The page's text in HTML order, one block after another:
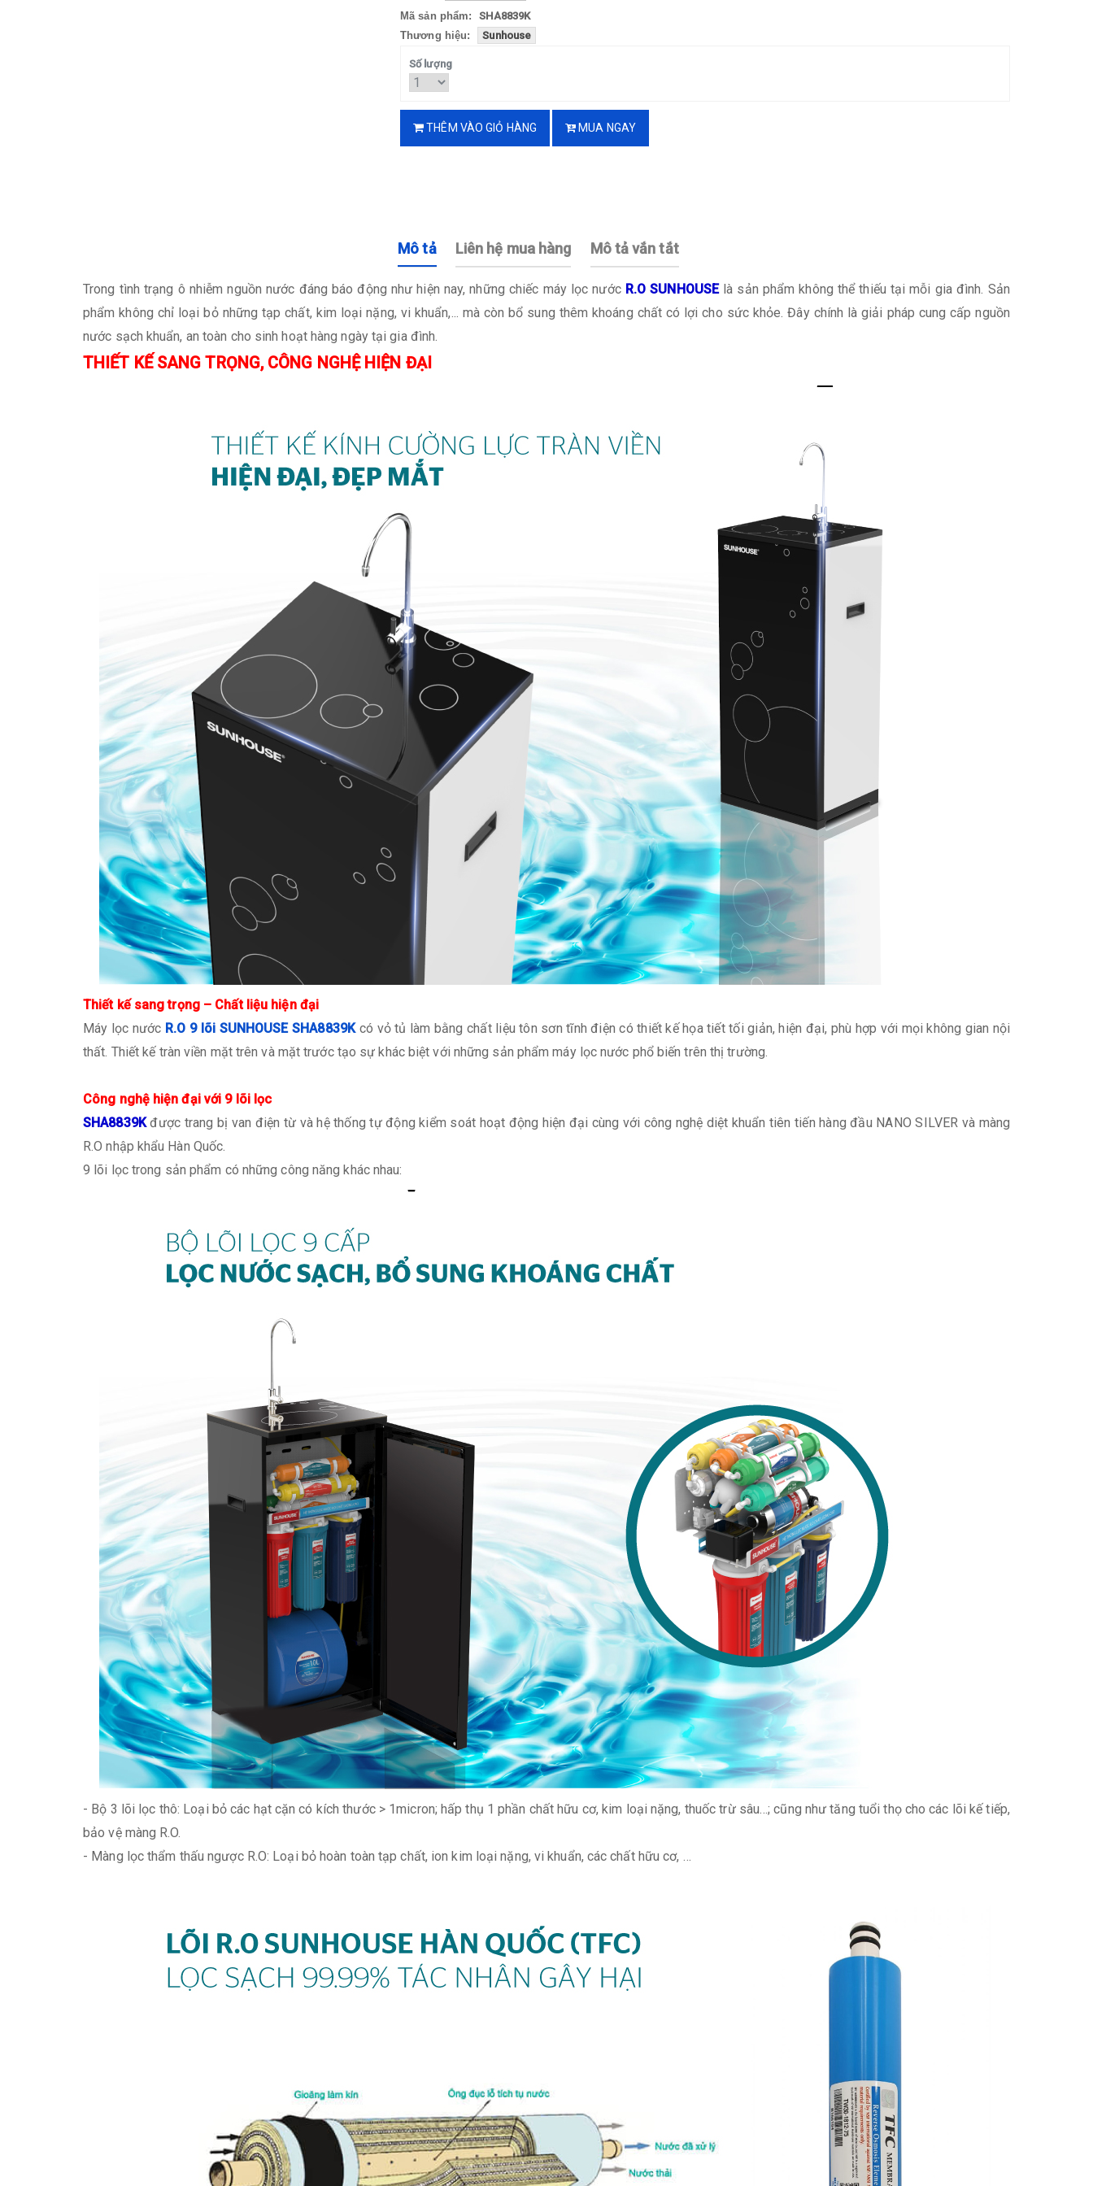
Mã sản phẩm:
SHA8839K
Thương hiệu:
Sunhouse
Số lượng
THÊM VÀO GIỎ HÀNG MUA NGAY
Mô tả Liên hệ mua hàng Mô tả vắn tắt
Trong tình trạng ô nhiễm nguồn nước đáng báo động như hiện nay, những chiếc máy lọc nước R.O SUNHOUSElà sản phẩm không thể thiếu tại mỗi gia đình. Sản
phẩm không chỉ loại bỏ những tạp chất, kim loại nặng, vi khuẩn,... mà còn bổ sung thêm khoáng chất có lợi cho sức khỏe. Đây chính là giải pháp cung cấp nguồn
nước sạch khuẩn, an toàn cho sinh hoạt hàng ngày tại gia đình.
THIẾT KẾ SANG TRỌNG, CÔNG NGHỆ HIỆN ĐẠI
Thiết kế sang trọng – Chất liệu hiện đại
Máy lọc nước R.O 9 lõi SUNHOUSE SHA8839K có vỏ tủ làm bằng chất liệu tôn sơn tĩnh điện có thiết kế họa tiết tối giản, hiện đại, phù hợp với mọi không gian nội
thất. Thiết kế tràn viền mặt trên và mặt trước tạo sự khác biệt với những sản phẩm máy lọc nước phổ biến trên thị trường.
Công nghệ hiện đại với 9 lõi lọc
SHA8839Kđược trang bị van điện từ và hệ thống tự động kiểm soát hoạt động hiện đại cùng với công nghệ diệt khuẩn tiên tiến hàng đầu NANO SILVER và màng
R.O nhập khẩu Hàn Quốc.
9 lõi lọc trong sản phẩm có những công năng khác nhau:
- Bộ 3 lõi lọc thô: Loại bỏ các hạt cặn có kích thước > 1micron; hấp thụ 1 phần chất hữu cơ, kim loại nặng, thuốc trừ sâu…; cũng như tăng tuổi thọ cho các lõi kế tiếp,
bảo vệ màng R.O.
- Màng lọc thẩm thấu ngược R.O: Loại bỏ hoàn toàn tạp chất, ion kim loại nặng, vi khuẩn, các chất hữu cơ, …